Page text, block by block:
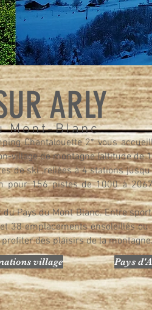
ARLY
Mont-Blanc
Chantalouette 2* vous
village de montagne (altitude de
de ski ,reliées à 4 stations
pour 156 pistes de 1000 à
Pays du Mont Blanc. Entre
38 emplacements ensoleillés ou
des plaisirs de la montagne
village Pays